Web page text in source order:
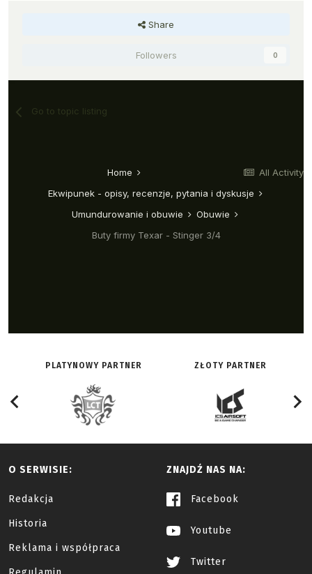
PLATYNOWY PARTNER ZŁOTY PARTNER
O SERWISIE:
Redakcja
Historia
Reklama i współpraca
ZNAJDŹ NAS NA:
Facebook
Youtube
Twitter